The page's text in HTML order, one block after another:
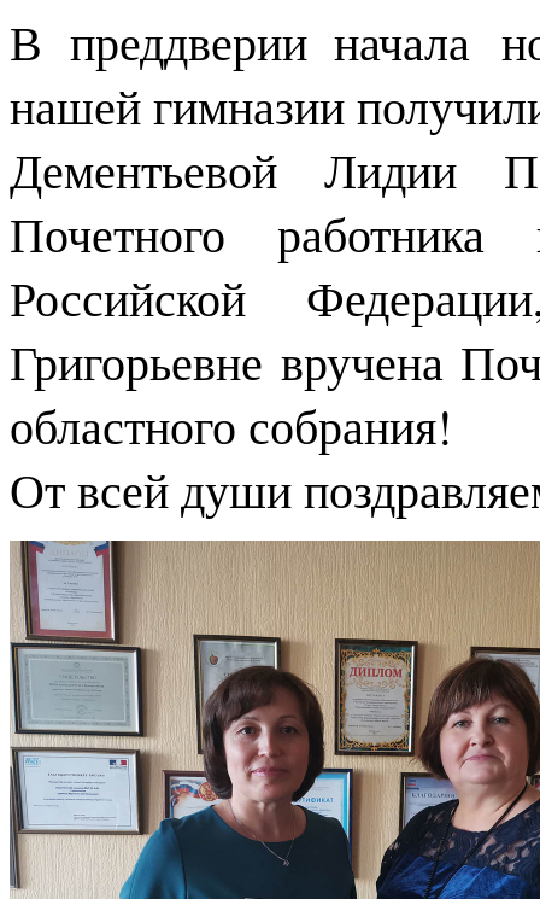
В преддверии начала
нашей гимназии пол
Дементьевой Лидии
Почетного работника
Российской
Григорьевне вручена
областного собрания!
От всей души